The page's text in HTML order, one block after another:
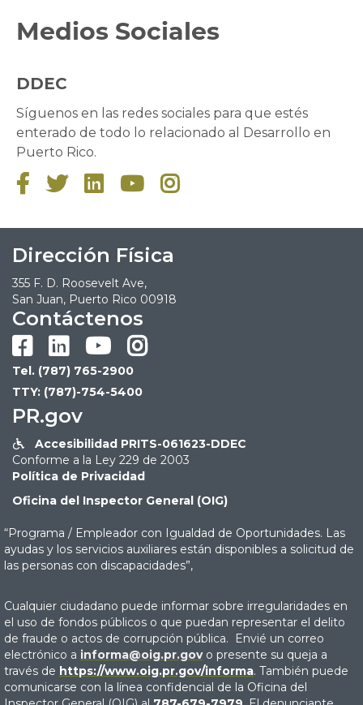
Medios Sociales
DDEC
Síguenos en las redes sociales para que estés
enterado de todo lo relacionado al Desarrollo en
Puerto Rico.
    
Dirección Física
355 F. D. Roosevelt Ave,
San Juan, Puerto Rico 00918
Contáctenos

  
Tel. (787) 765-2900
TTY: (787)-754-5400
PR.gov

Accesibilidad PRITS-061623-DDEC
Conforme a la Ley 229 de 2003
Política de Privacidad
Oficina del Inspector General (OIG)
“Programa / Empleador con Igualdad de Oportunidades. Las
ayudas y los servicios auxiliares están disponibles a solicitud de
las personas con discapacidades”,
Cualquier ciudadano puede informar sobre irregularidades en
el uso de fondos públicos o que puedan representar el delito
de fraude o actos de corrupción pública. Envié un correo
electrónico a informa@oig.pr.govo presente su queja a
través de https://www.oig.pr.gov/informa. También puede
comunicarse con la línea confidencial de la Oficina del